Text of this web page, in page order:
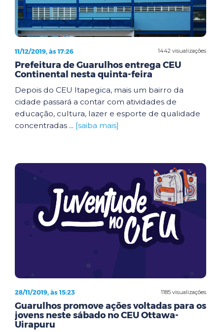
1442 visualizações
11/12/2019, às 17:26
Prefeitura de Guarulhos entrega CEU
Continental nesta quinta-feira
Depois do CEU Itapegica, mais um bairro da
cidade passará a contar com atividades de
educação, cultura, lazer e esporte de qualidade
concentradas ... [saiba mais]
1185 visualizações
28/11/2019, às 15:23
Guarulhos promove ações voltadas para os
jovens neste sábado no CEU Ottawa-
Uirapuru